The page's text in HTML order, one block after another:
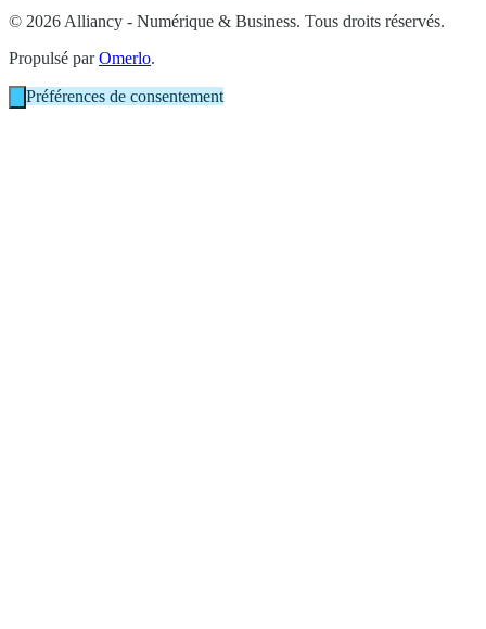
© 2026 Alliancy - Numérique & Business. Tous droits réservés.
Propulsé parOmerlo.
Préférences de consentement